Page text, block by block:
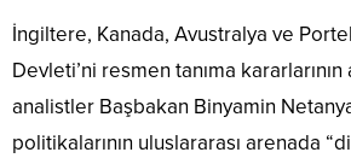
İngiltere, Kanada, Avustralya ve
Devleti’ni resmen tanıma
analistler Başbakan Binyamin
politikalarının uluslararası arenada